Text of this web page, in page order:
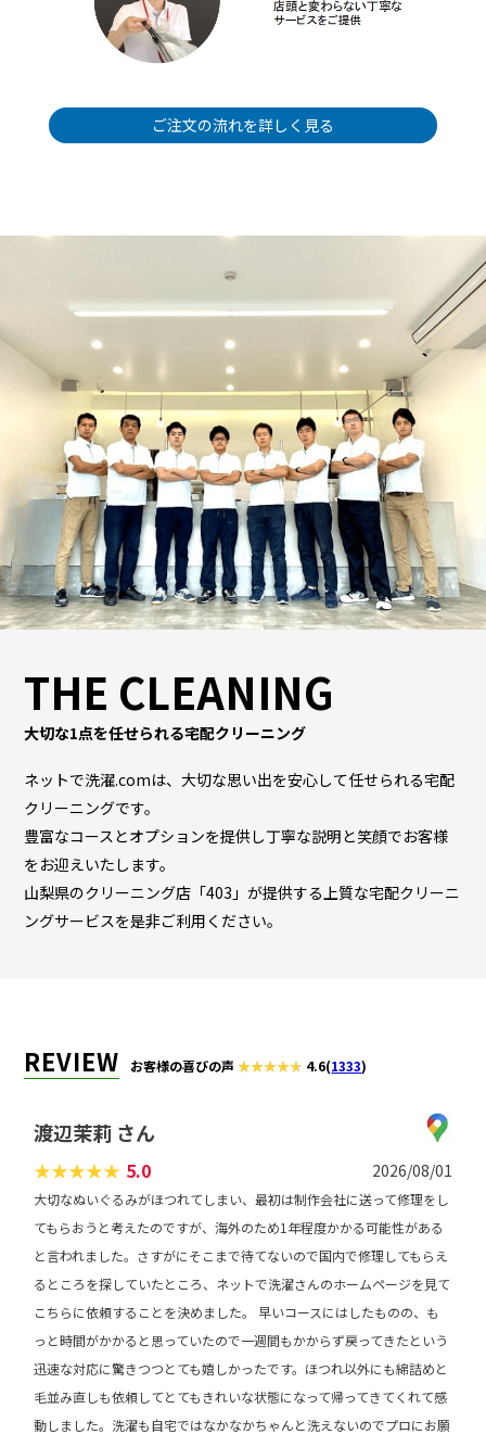
ご注文の流れを詳しく見る
THE CLEANING
大切な1点を任せられる宅配クリーニング
ネットで洗濯.comは、大切な思い出を安心して任せられる宅配
クリーニングです。
豊富なコースとオプションを提供し丁寧な説明と笑顔でお客様
をお迎えいたします。
山梨県のクリーニング店「403」が提供する上質な宅配クリーニ
ングサービスを是非ご利用ください。
REVIEW お客様の喜びの声 4.6(1333)
渡辺茉莉 さん
★★★★★ 5.0 2026/08/01
大切なぬいぐるみがほつれてしまい、最初は制作会社に送って修理をし
てもらおうと考えたのですが、海外のため1年程度かかる可能性がある
と言われました。さすがにそこまで待てないので国内で修理してもらえ
るところを探していたところ、ネットで洗濯さんのホームページを見て
こちらに依頼することを決めました。 早いコースにはしたものの、も
っと時間がかかると思っていたので一週間もかからず戻ってきたという
迅速な対応に驚きつつとても嬉しかったです。ほつれ以外にも綿詰めと
毛並み直しも依頼してとてもきれいな状態になって帰ってきてくれて感
動しました。洗濯も自宅ではなかなかちゃんと洗えないのでプロにお願